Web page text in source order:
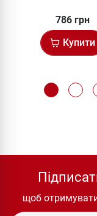
786 грн
Купити
щоб